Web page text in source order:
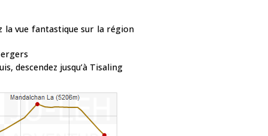
la vue fantastique sur la région
descendez jusqu’à Tisaling